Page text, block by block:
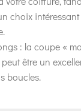
choix
: la coupe «
être un
boucles.